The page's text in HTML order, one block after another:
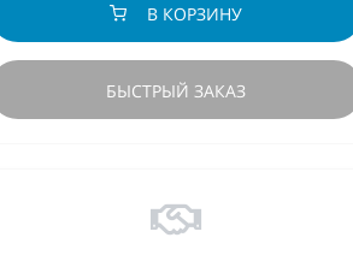
В КОРЗИНУ
БЫСТРЫЙ ЗАКАЗ